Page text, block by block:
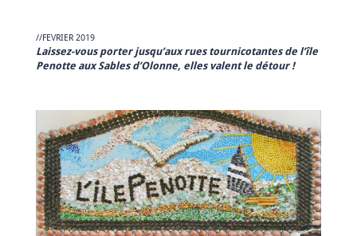
//FEVRIER 2019
Laissez-vous porter jusqu’aux rues tournicotantes de l’île
Penotte aux Sables d’Olonne, elles valent le détour !